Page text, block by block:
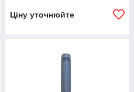
Ціну уточнюйте